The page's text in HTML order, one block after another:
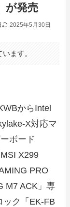
が発売
2025年5月30日
ます。
からIntel
X対応マ
ボード
MSI X299
PRO
M7 ACK」専
ック「EK-FB